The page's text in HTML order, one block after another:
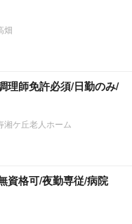
畑
理師免許必須/日勤のみ/
ケ丘老人ホーム
資格可/夜勤専従/病院